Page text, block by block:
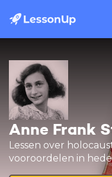
Anne Frank
Lessen over
vooroordelen in